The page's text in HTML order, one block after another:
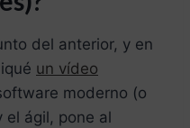
del anterior, y en
un vídeo
moderno (o
el ágil, pone al